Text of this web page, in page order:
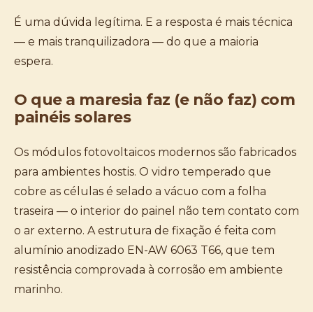
É uma dúvida legítima. E a resposta é mais técnica
— e mais tranquilizadora — do que a maioria
espera.
O que a maresia faz (e não faz) com
painéis solares
Os módulos fotovoltaicos modernos são fabricados
para ambientes hostis. O vidro temperado que
cobre as células é selado a vácuo com a folha
traseira — o interior do painel não tem contato com
o ar externo. A estrutura de fixação é feita com
alumínio anodizado EN-AW 6063 T66, que tem
resistência comprovada à corrosão em ambiente
marinho.